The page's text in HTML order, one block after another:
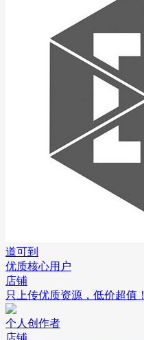
道可到
优质核心用户
店铺
只上传优质资源，低价超值！
个人创作者
店铺